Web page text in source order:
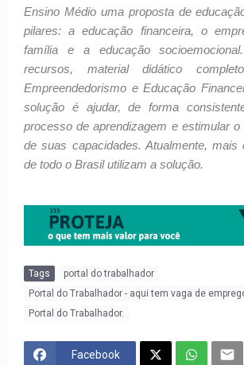
Ensino Médio uma proposta de
pilares: a educação financeira, o
família e a educação
recursos, material didático
Empreendedorismo e Educação
solução é ajudar, de forma
processo de aprendizagem e estimular o
de suas capacidades. Atualmente,
de todo o Brasil utilizam a solução.
Tags
portal do trabalhador
Portal do Trabalhador - aqui tem vaga de
Portal do Trabalhador.
Facebook